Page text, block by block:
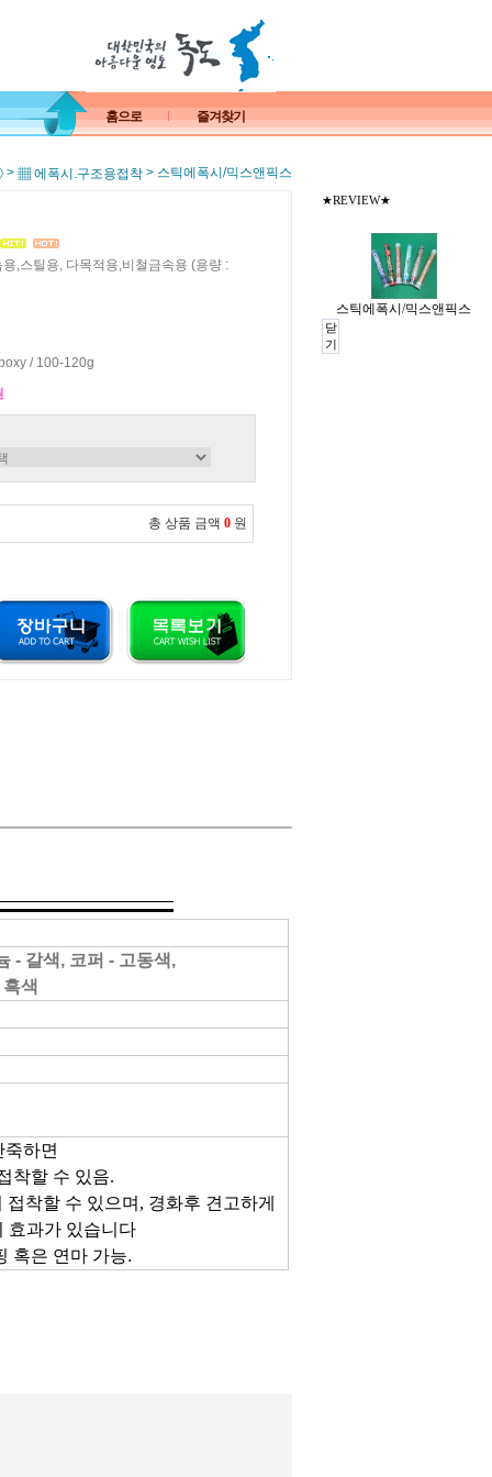
★REVIEW★
스틱에폭시/믹스앤픽스
닫
기
홈으로 즐겨찾기
> ▦ 에폭시.구조용접착 > 스틱에폭시/믹스앤픽스
,스틸용, 다목적용,비철금속용 (용량 :
/ 100-120g
총 상품 금액 0 원
- 갈색, 코퍼 - 고동색,
색
하면
착할 수 있음.
접착할 수 있으며, 경화후 견고하게
효과가 있습니다
혹은 연마 가능.